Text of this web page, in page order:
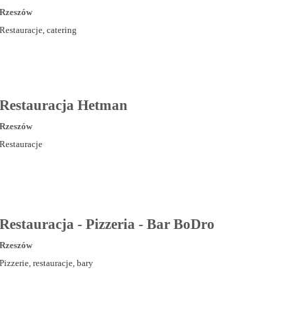
Rzeszów
Restauracje, catering
Restauracja Hetman
Rzeszów
Restauracje
Restauracja - Pizzeria - Bar BoDro
Rzeszów
Pizzerie, restauracje, bary